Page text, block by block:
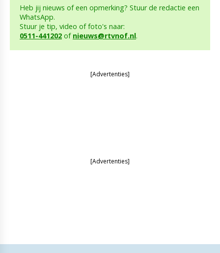
Heb jij nieuws of een opmerking? Stuur de redactie een
WhatsApp.
Stuur je tip, video of foto's naar:
0511-441202 of nieuws@rtvnof.nl.
[Advertenties]
[Advertenties]